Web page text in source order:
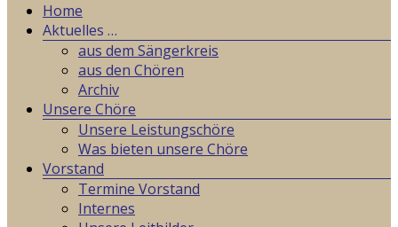
Weil
gemeinsames
Singen
lieben!
Home
Aktuelles …
aus dem Sängerkreis
aus den Chören
Archiv
Unsere Chöre
Unsere Leistungschöre
Was bieten unsere Chöre
Vorstand
Termine Vorstand
Internes